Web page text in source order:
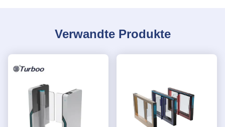
Verwandte Produkte